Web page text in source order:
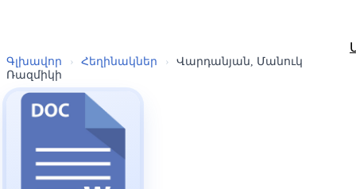
Գլխավոր › Հեղինակներ ›
Վարդանյան, Մանուկ
Ռազմիկի